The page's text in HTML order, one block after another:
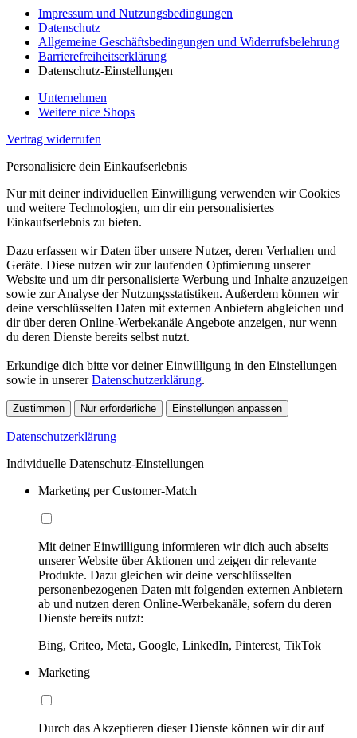
Impressum und Nutzungsbedingungen
Datenschutz
Allgemeine Geschäftsbedingungen und Widerrufsbelehrung
Barrierefreiheitserklärung
Datenschutz-Einstellungen
Unternehmen
Weitere nice Shops
Vertrag widerrufen
Personalisiere dein Einkaufserlebnis
Nur mit deiner individuellen Einwilligung verwenden wir Cookies
und weitere Technologien, um dir ein personalisiertes
Einkaufserlebnis zu bieten.
Dazu erfassen wir Daten über unsere Nutzer, deren Verhalten und
Geräte. Diese nutzen wir zur laufenden Optimierung unserer
Website und um dir personalisierte Werbung und Inhalte anzuzeigen
sowie zur Analyse der Nutzungsstatistiken. Außerdem können wir
deine verschlüsselten Daten mit externen Anbietern abgleichen und
dir über deren Online-Werbekanäle Angebote anzeigen, nur wenn
du deren Dienste bereits selbst nutzt.
Erkundige dich bitte vor deiner Einwilligung in den Einstellungen
sowie in unsererDatenschutzerklärung.
Zustimmen Nur erforderliche Einstellungen anpassen
Datenschutzerklärung
Individuelle Datenschutz-Einstellungen
Marketing per Customer-Match
Mit deiner Einwilligung informieren wir dich auch abseits
unserer Website über Aktionen und zeigen dir relevante
Produkte. Dazu gleichen wir deine verschlüsselten
personenbezogenen Daten mit folgenden externen Anbietern
ab und nutzen deren Online-Werbekanäle, sofern du deren
Dienste bereits nutzt:
Bing, Criteo, Meta, Google, LinkedIn, Pinterest, TikTok
Marketing
Durch das Akzeptieren dieser Dienste können wir dir auf